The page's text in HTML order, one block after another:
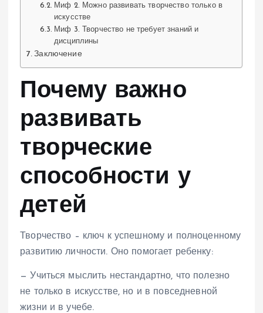
Миф 2. Можно развивать творчество только в
искусстве
Миф 3. Творчество не требует знаний и
дисциплины
Заключение
Почему важно
развивать
творческие
способности у
детей
Творчество – ключ к успешному и полноценному
развитию личности. Оно помогает ребенку:
— Учиться мыслить нестандартно, что полезно
не только в искусстве, но и в повседневной
жизни и в учебе.